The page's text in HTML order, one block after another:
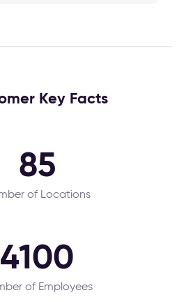
Key Facts
85
of Locations
4100
of Employees